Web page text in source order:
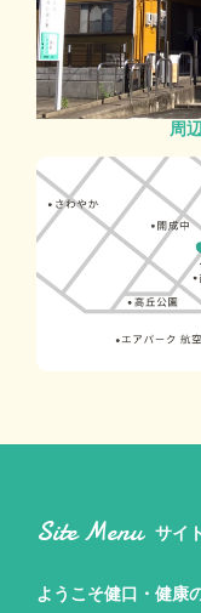
周
Site Menu サイ
ようこそ健口・健康